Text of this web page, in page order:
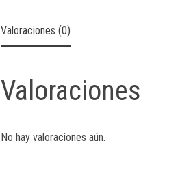
Valoraciones (0)
Valoraciones
No hay valoraciones aún.